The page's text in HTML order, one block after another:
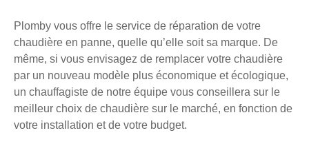
Plomby vous offre le service de réparation de votre
chaudière en panne, quelle qu’elle soit sa marque. De
même, si vous envisagez de remplacer votre chaudière
par un nouveau modèle plus économique et écologique,
un chauffagiste de notre équipe vous conseillera sur le
meilleur choix de chaudière sur le marché, en fonction de
votre installation et de votre budget.